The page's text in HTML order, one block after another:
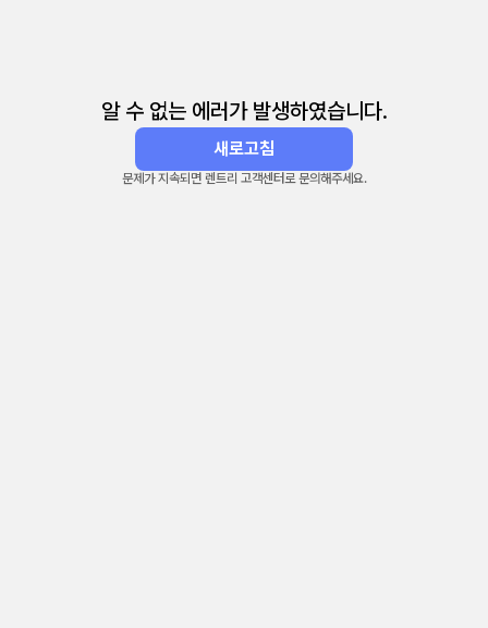
알 수 없는 에러가 발생하였습니다.
새로고침
문제가 지속되면 렌트리 고객센터로 문의해주세요.